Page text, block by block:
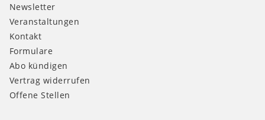
Newsletter
Veranstaltungen
Kontakt
Formulare
Abo kündigen
Vertrag widerrufen
Offene Stellen